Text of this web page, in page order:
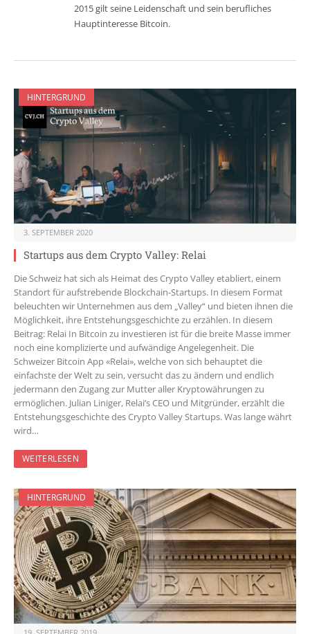
2015 gilt seine Leidenschaft und sein berufliches
Hauptinteresse Bitcoin.
HINTERGRUND
3. SEPTEMBER 2020
Startups aus dem Crypto Valley: Relai
Die Schweiz hat sich als Heimat des Crypto Valley etabliert, einem
Standort für aufstrebende Blockchain-Startups. In diesem Format
beleuchten wir Unternehmen aus dem „Valley“ und bieten ihnen die
Möglichkeit, ihre Entstehungsgeschichte zu erzählen. In diesem
Beitrag: Relai In Bitcoin zu investieren ist für die breite Masse immer
noch eine komplizierte und aufwändige Angelegenheit. Die
Schweizer Bitcoin App «Relai», welche von sich behauptet die
einfachste der Welt zu sein, versucht das zu ändern und endlich
jedermann den Zugang zur Mutter aller Kryptowährungen zu
ermöglichen. Julian Liniger, Relai’s CEO und Mitgründer, erzählt die
Entstehungsgeschichte des Crypto Valley Startups. Was lange währt
wird…
WEITERLESEN
HINTERGRUND